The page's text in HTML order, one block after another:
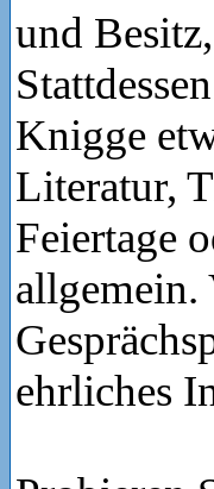
und
Knigge
Literatur,
Feiertage
allgemein.
ehrliches